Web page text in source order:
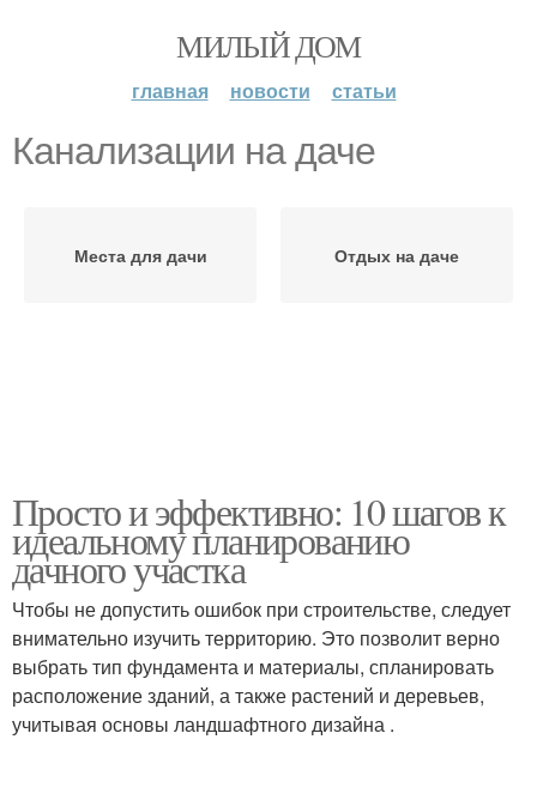
МИЛЫЙ ДОМ
главная новости статьи
Канализации на даче
Места для дачи Отдых на даче
Просто и эффективно: 10 шагов к
идеальному планированию
дачного участка
Чтобы не допустить ошибок при строительстве, следует
внимательно изучить территорию. Это позволит верно
выбрать тип фундамента и материалы, спланировать
расположение зданий, а также растений и деревьев,
учитывая основы ландшафтного дизайна .